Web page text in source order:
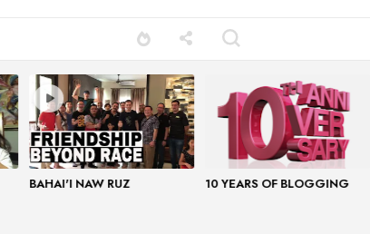
BAHAI'I NAW RUZ 10 YEARS OF BLOGGING